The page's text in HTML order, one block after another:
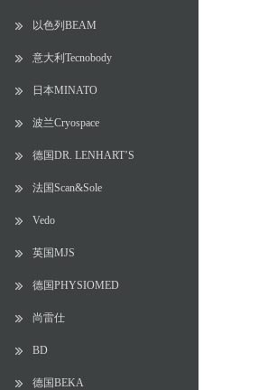
以色列BEAM
意大利Tecnobody
日本MINATO
波兰Cryospace
德国DR. LENHART’S
法国Scan&Sole
Vedo
英国MJS
德国PHYSIOMED
尚雷仕
BD
德国BEKA